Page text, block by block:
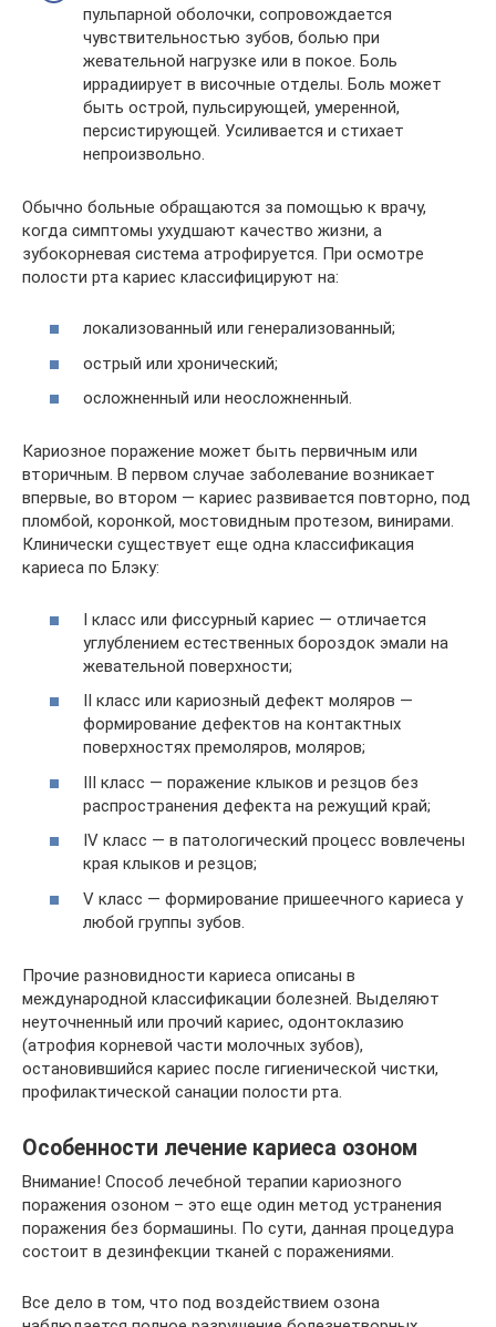
пульпарной оболочки, сопровождается
чувствительностью зубов, болью при
жевательной нагрузке или в покое. Боль
иррадиирует в височные отделы. Боль может
быть острой, пульсирующей, умеренной,
персистирующей. Усиливается и стихает
непроизвольно.
Обычно больные обращаются за помощью к врачу,
когда симптомы ухудшают качество жизни, а
зубокорневая система атрофируется. При осмотре
полости рта кариес классифицируют на:
локализованный или генерализованный;
острый или хронический;
осложненный или неосложненный.
Кариозное поражение может быть первичным или
вторичным. В первом случае заболевание возникает
впервые, во втором — кариес развивается повторно, под
пломбой, коронкой, мостовидным протезом, винирами.
Клинически существует еще одна классификация
кариеса по Блэку:
I класс или фиссурный кариес — отличается
углублением естественных бороздок эмали на
жевательной поверхности;
II класс или кариозный дефект моляров —
формирование дефектов на контактных
поверхностях премоляров, моляров;
III класс — поражение клыков и резцов без
распространения дефекта на режущий край;
IV класс — в патологический процесс вовлечены
края клыков и резцов;
V класс — формирование пришеечного кариеса у
любой группы зубов.
Прочие разновидности кариеса описаны в
международной классификации болезней. Выделяют
неуточненный или прочий кариес, одонтоклазию
(атрофия корневой части молочных зубов),
остановившийся кариес после гигиенической чистки,
профилактической санации полости рта.
Особенности лечение кариеса озоном
Внимание! Способ лечебной терапии кариозного
поражения озоном – это еще один метод устранения
поражения без бормашины. По сути, данная процедура
состоит в дезинфекции тканей с поражениями.
Все дело в том, что под воздействием озона